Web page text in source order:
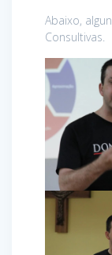
Abaixo,
Consultivas.